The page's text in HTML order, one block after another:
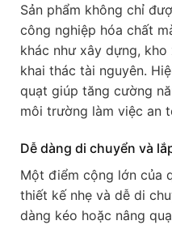
Sản phẩm không chỉ
công nghiệp hóa chất
khác như xây dựng,
khai thác tài nguyên.
quạt giúp tăng cường
môi trường làm việc an
Dễ dàng di chuyển và
Một điểm cộng lớn của
thiết kế nhẹ và dễ di
dàng kéo hoặc nâng